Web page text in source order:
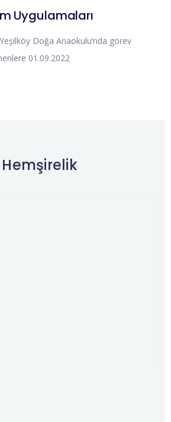
Uygulamaları
Doğa Anaokulu’nda görev
01.09.2022